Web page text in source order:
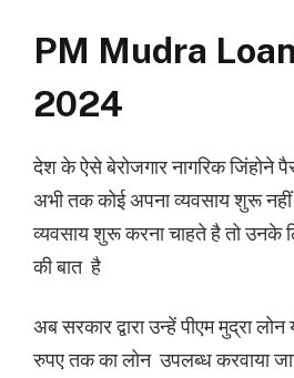
PM Mudra
2024
देश के ऐसे बेरोजगार नागरिक जिंहोने
अभी तक कोई अपना व्यवसाय शुरू
व्यवसाय शुरू करना चाहते है तो उनके
की बात है
अब सरकार द्वारा उन्हें पीएम मुद्रा
रुपए तक का लोन उपलब्ध करवाया